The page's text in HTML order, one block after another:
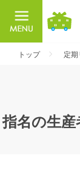
トップ 定
指名の生